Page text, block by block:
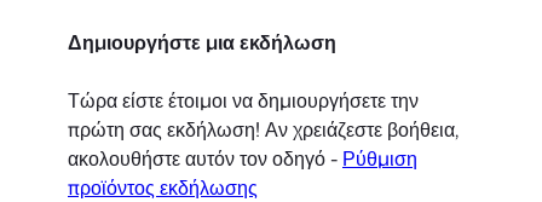
Δημιουργήστε μια εκδήλωση
Τώρα είστε έτοιμοι να δημιουργήσετε την
πρώτη σας εκδήλωση! Αν χρειάζεστε βοήθεια,
ακολουθήστε αυτόν τον οδηγό - Ρύθμιση
προϊόντος εκδήλωσης